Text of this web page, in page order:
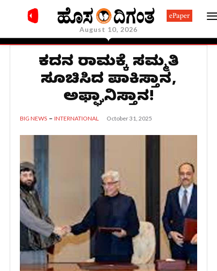
August 10, 2026
ePaper
ಕದನ ವಿರಾಮಕ್ಕೆ ಸಮ್ಮತಿ
ಸೂಚಿಸಿದ ಪಾಕಿಸ್ತಾನ,
ಅಫ್ಘಾನಿಸ್ತಾನ!
BIG NEWS INTERNATIONAL October 31, 2025